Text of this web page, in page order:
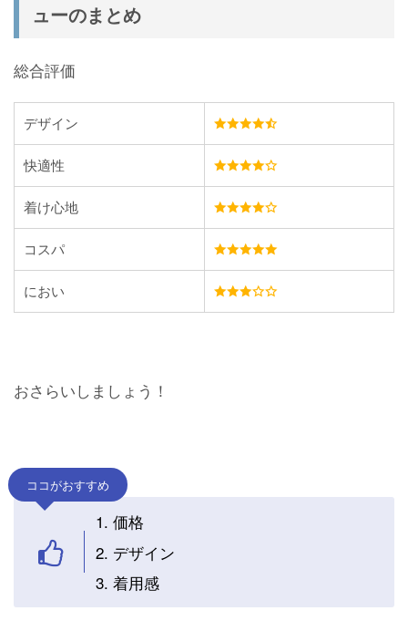
ューのまとめ
総合評価
デザイン
快適性
着け心地
コスパ
におい
おさらいしましょう！
ココがおすすめ
価格
デザイン
着用感